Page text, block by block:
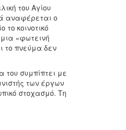
του Αγίου
αναφέρεται ο
κοινοτικό
«φωτεινή
το πνεύμα δεν
του συμπίπτει με
των έργων
στοχασμό. Τη